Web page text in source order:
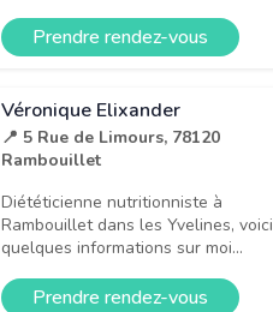
Prendre rendez-vous
Véronique Elixander
📍 5 Rue de Limours, 78120
Rambouillet
Diététicienne nutritionniste à
Rambouillet dans les Yvelines, voici
quelques informations sur moi...
Prendre rendez-vous